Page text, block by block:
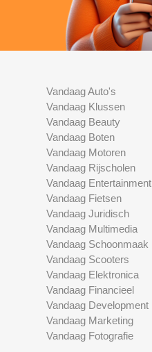
Vandaag Auto's
Vandaag Klussen
Vandaag Beauty
Vandaag Boten
Vandaag Motoren
Vandaag Rijscholen
Vandaag Entertainment
Vandaag Fietsen
Vandaag Juridisch
Vandaag Multimedia
Vandaag Schoonmaak
Vandaag Scooters
Vandaag Elektronica
Vandaag Financieel
Vandaag Development
Vandaag Marketing
Vandaag Fotografie